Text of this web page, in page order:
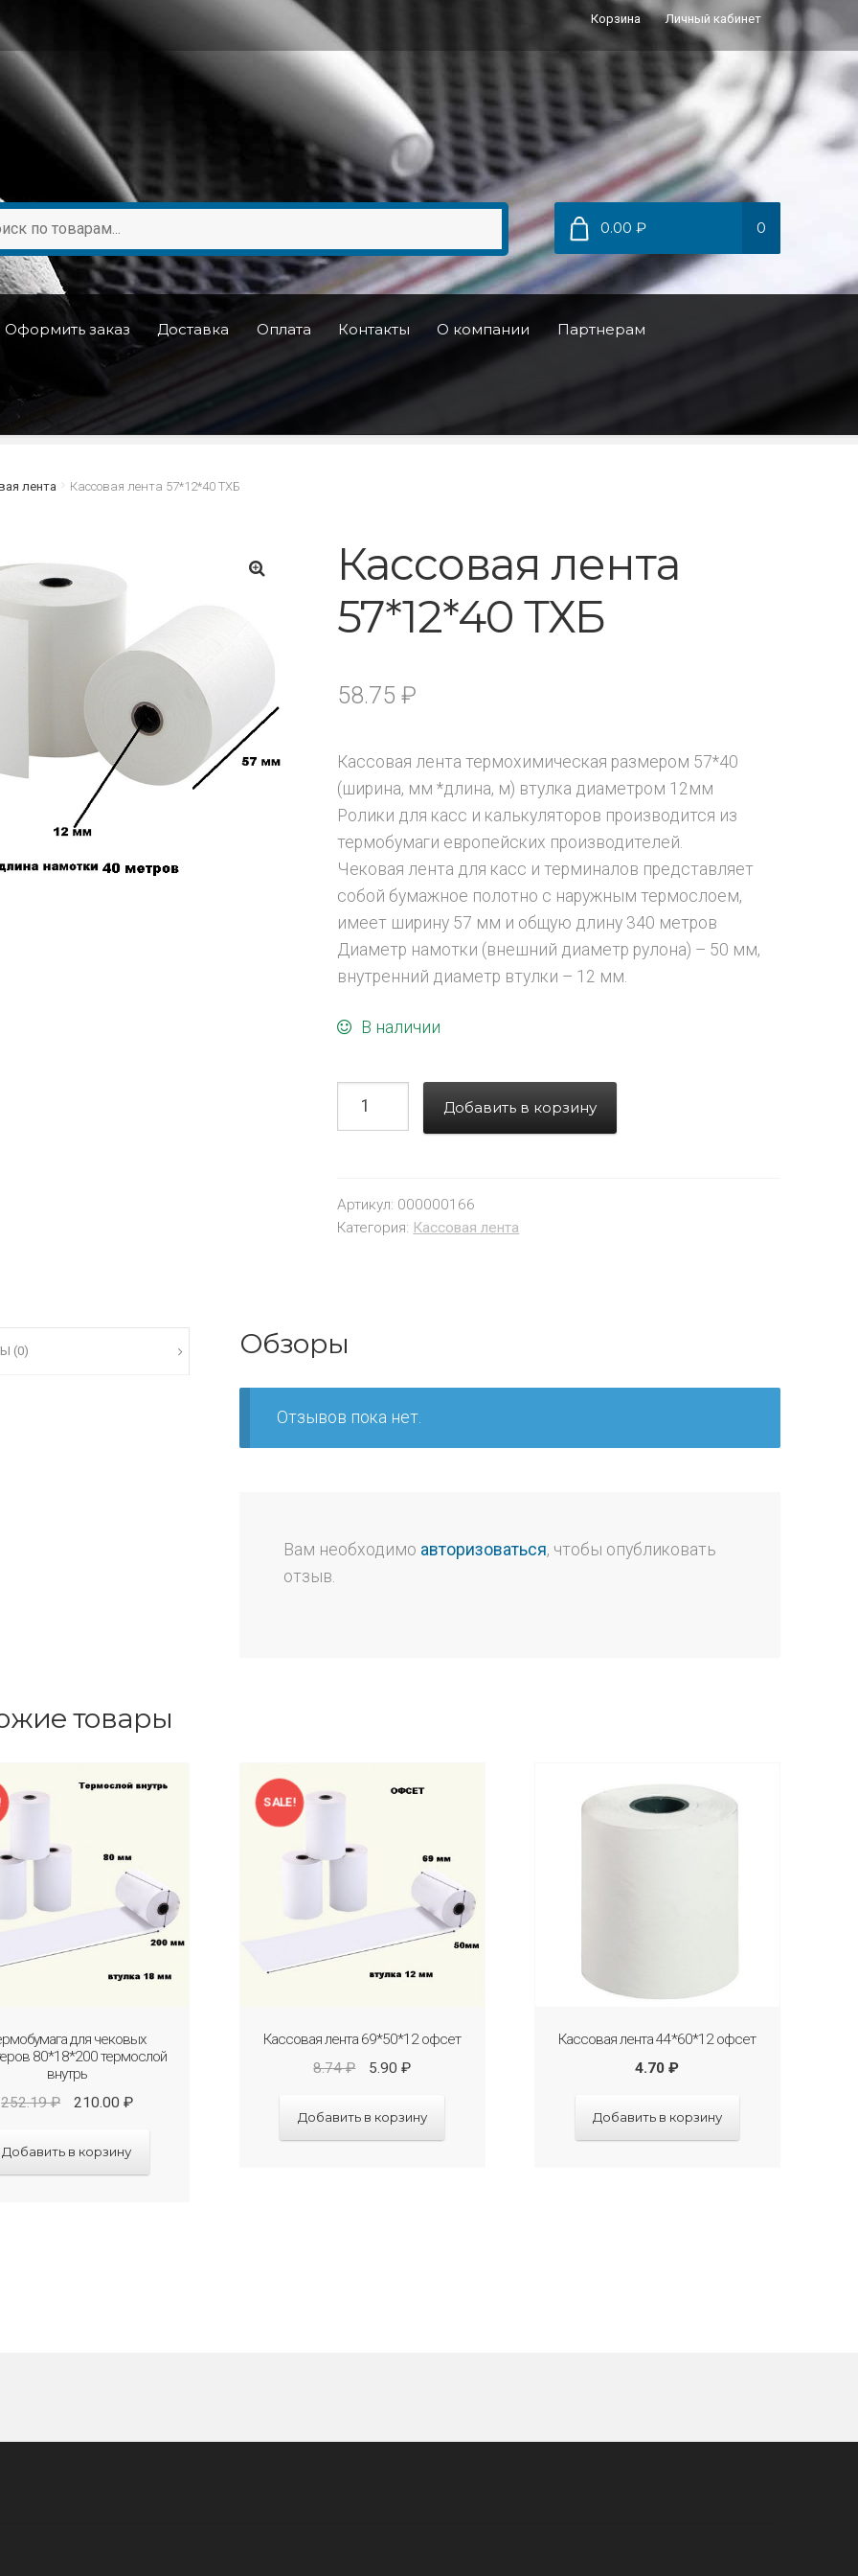
Корзина Личный кабинет
0.00 ₽ 0
Оформить заказ Доставка Оплата Контакты О компании Партнерам
лента Кассовая лента 57*12*40 ТХБ
Кассовая лента
57*12*40 ТХБ
58.75₽
Кассовая лента термохимическая размером 57*40
(ширина, мм *длина, м) втулка диаметром 12мм
Ролики для касс и калькуляторов производится из
термобумаги европейских производителей.
Чековая лента для касс и терминалов представляет
собой бумажное полотно с наружным термослоем,
имеет ширину 57 мм и общую длину 340 метров
Диаметр намотки (внешний диаметр рулона) – 50 мм,
внутренний диаметр втулки – 12 мм.
В наличии
Добавить в корзину
Артикул: 000000166
Категория: Кассовая лента
(0) Обзоры
Отзывов пока нет.
Вам необходимо авторизоваться, чтобы опубликовать
отзыв.
товары
для чековых
80*18*200 термослой
внутрь
252.19₽ 210.00 ₽
Добавить в корзину
Кассовая лента 69*50*12 офсет
SALE!
8.74₽ 5.90 ₽
Добавить в корзину
Кассовая лента 44*60*12 офсет
4.70₽
Добавить в корзину